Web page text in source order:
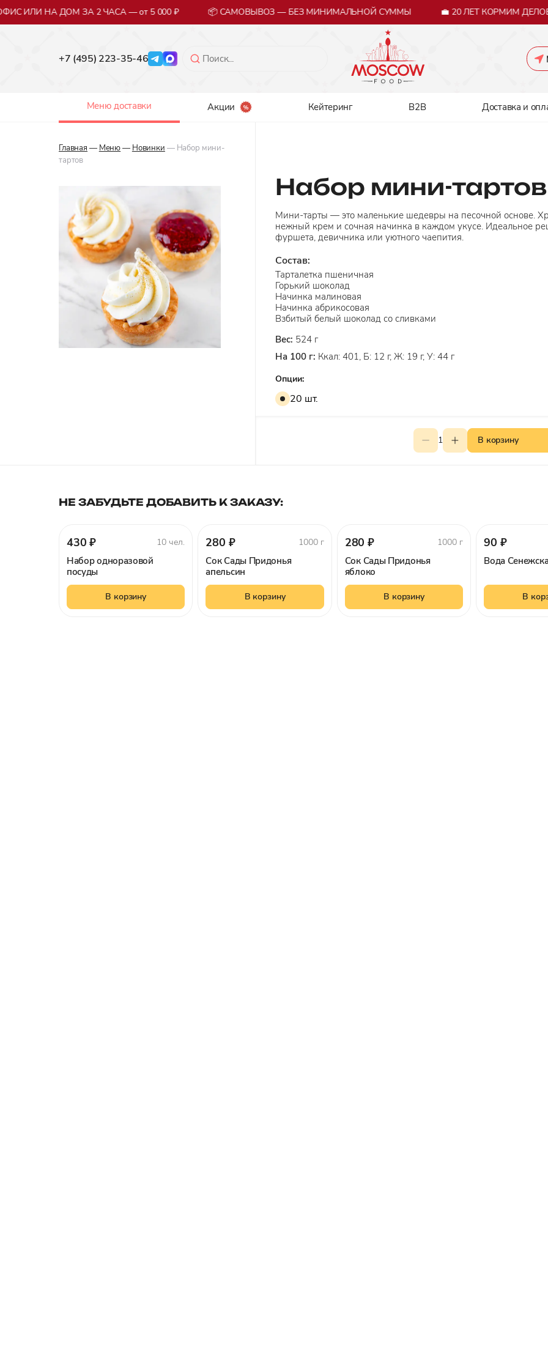
ИЛИ НА ДОМ ЗА 2 ЧАСА — от 5 000 ₽ 📦 САМОВЫВОЗ — БЕЗ МИНИМАЛЬНОЙ СУММЫ 💼 20 ЛЕТ КОРМИМ
+7 (495) 223-35-46
Меню доставки Акции Кейтеринг B2B Доставка и
Главная — Меню— Новинки — Набор мини-
тартов
Набор мини-тартов
Мини-тарты — это маленькие шедевры на песочной основе.
нежный крем и сочная начинка в каждом укусе. Идеальное
фуршета, девичника или уютного чаепития.
Состав:
Тарталетка пшеничная
Горький шоколад
Начинка малиновая
Начинка абрикосовая
Взбитый белый шоколад со сливками
Вес: 524 г
На 100 г: Ккал: 401, Б: 12 г, Ж: 19 г, У: 44 г
Опции:
20 шт.
1 В корзину
НЕ ЗАБУДЬТЕ ДОБАВИТЬ К ЗАКАЗУ:
430 ₽ 10 чел.
Набор одноразовой
посуды
В корзину
280 ₽ 1000 г
Сок Сады Придонья
апельсин
В корзину
280 ₽ 1000 г
Сок Сады Придонья
яблоко
В корзину
90 ₽
Вода
В